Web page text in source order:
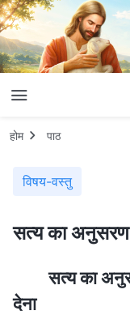
होम पाठ
विषय-वस्तु
सत्य का
सत्य का
देना